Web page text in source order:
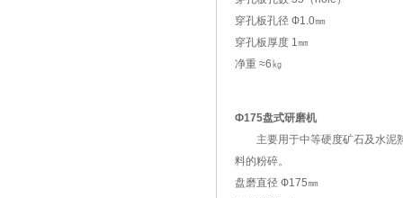
穿孔板孔径 Ф1.0㎜
穿孔板厚度 1㎜
净重 ≈6㎏
Ф175盘式研磨机
主要用于中等硬度矿石及水泥
料的粉碎。
盘磨直径 Ф175㎜